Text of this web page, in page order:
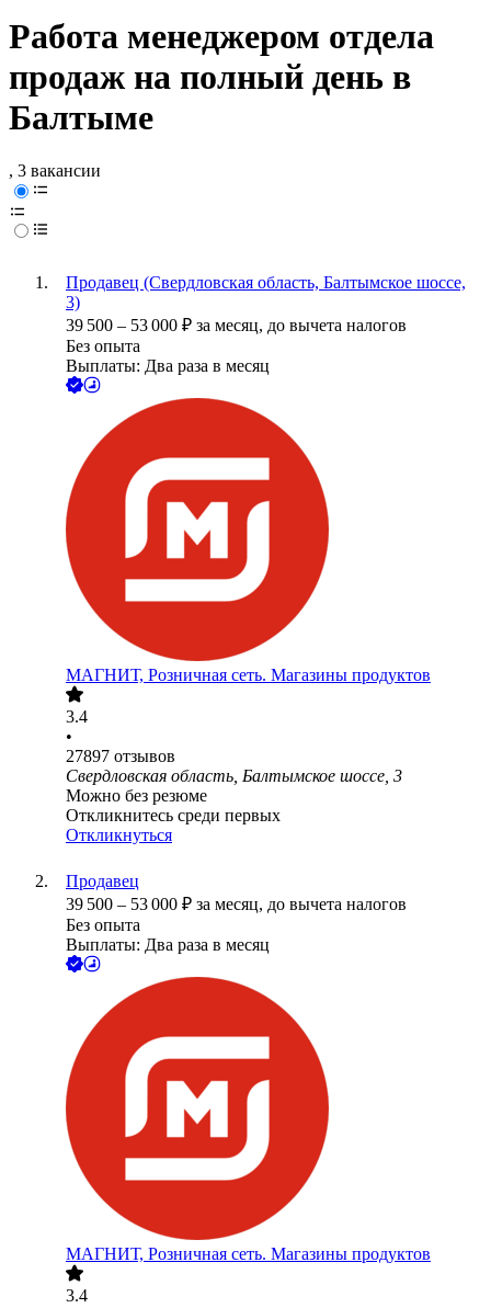
Работа менеджером отдела
продаж на полный день в
Балтыме
, 3 вакансии
Продавец (Свердловская область, Балтымское шоссе,
3)
39 500 – 53 000 ₽ за месяц, до вычета налогов
Без опыта
Выплаты: Два раза в месяц
МАГНИТ, Розничная сеть. Магазины продуктов
3.4
•
27897 отзывов
Свердловская область, Балтымское шоссе, 3
Можно без резюме
Откликнитесь среди первых
Откликнуться
Продавец
39 500 – 53 000 ₽ за месяц, до вычета налогов
Без опыта
Выплаты: Два раза в месяц
МАГНИТ, Розничная сеть. Магазины продуктов
3.4